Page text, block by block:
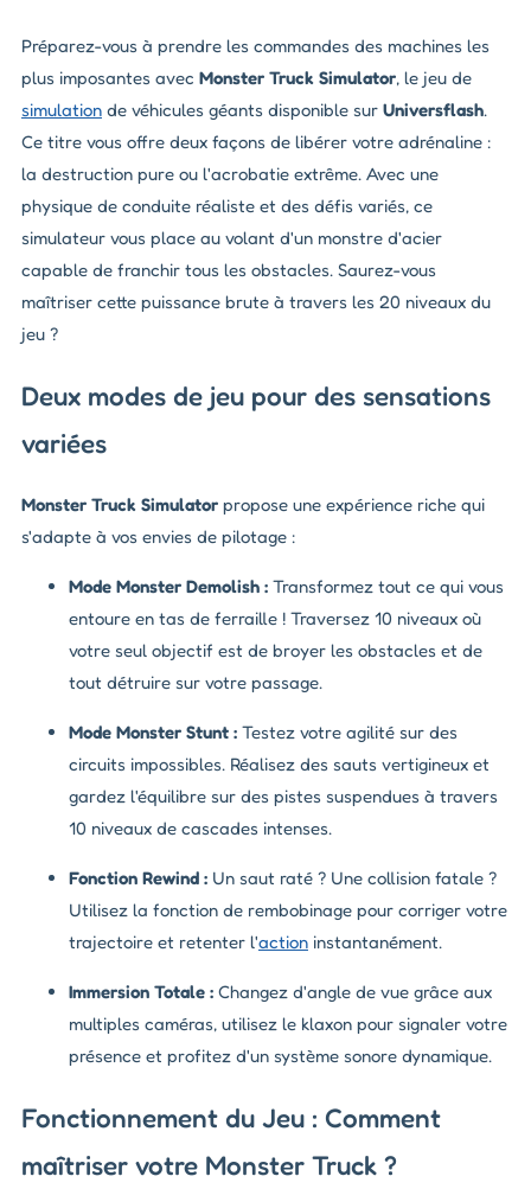
Préparez-vous à prendre les commandes des machines les
plus imposantes avec Monster Truck Simulator, le jeu de
simulation de véhicules géants disponible sur Universflash.
Ce titre vous offre deux façons de libérer votre adrénaline :
la destruction pure ou l'acrobatie extrême. Avec une
physique de conduite réaliste et des défis variés, ce
simulateur vous place au volant d'un monstre d'acier
capable de franchir tous les obstacles. Saurez-vous
maîtriser cette puissance brute à travers les 20 niveaux du
jeu ?
Deux modes de jeu pour des sensations
variées
Monster Truck Simulator propose une expérience riche qui
s'adapte à vos envies de pilotage :
Mode Monster Demolish : Transformez tout ce qui vous
entoure en tas de ferraille ! Traversez 10 niveaux où
votre seul objectif est de broyer les obstacles et de
tout détruire sur votre passage.
Mode Monster Stunt : Testez votre agilité sur des
circuits impossibles. Réalisez des sauts vertigineux et
gardez l'équilibre sur des pistes suspendues à travers
10 niveaux de cascades intenses.
Fonction Rewind : Un saut raté ? Une collision fatale ?
Utilisez la fonction de rembobinage pour corriger votre
trajectoire et retenter l'action instantanément.
Immersion Totale : Changez d'angle de vue grâce aux
multiples caméras, utilisez le klaxon pour signaler votre
présence et profitez d'un système sonore dynamique.
Fonctionnement du Jeu : Comment
maîtriser votre Monster Truck ?